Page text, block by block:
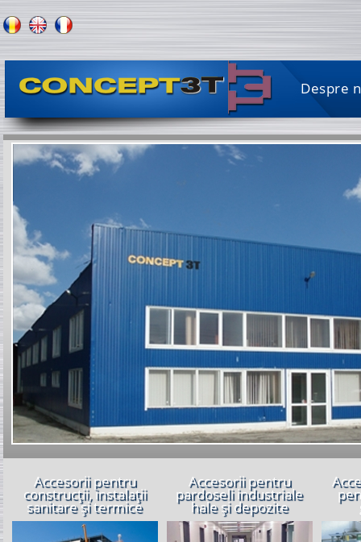
Despre
Accesorii pentru
construcții, instalații
sanitare și termice
Accesorii pentru
pardoseli industriale
hale și depozite